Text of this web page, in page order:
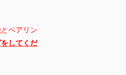
ペアリン
してくだ